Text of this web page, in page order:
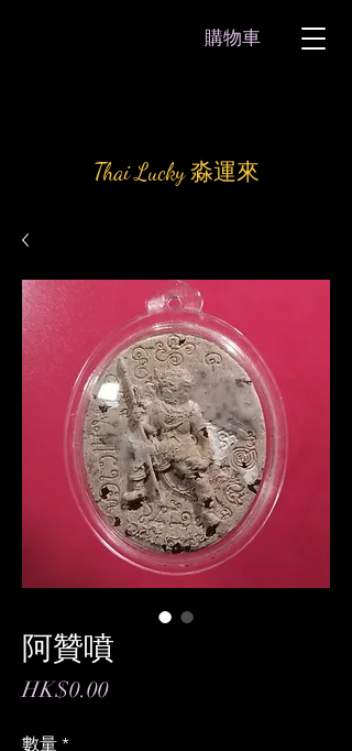
購物車
Thai Lucky 淼運來
阿贊噴
HK$0.00價
數量 *